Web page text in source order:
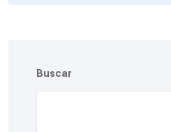
Buscar